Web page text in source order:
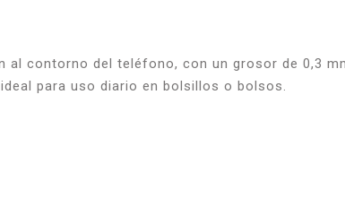
al contorno del teléfono, con un grosor de 0,3
para uso diario en bolsillos o bolsos.